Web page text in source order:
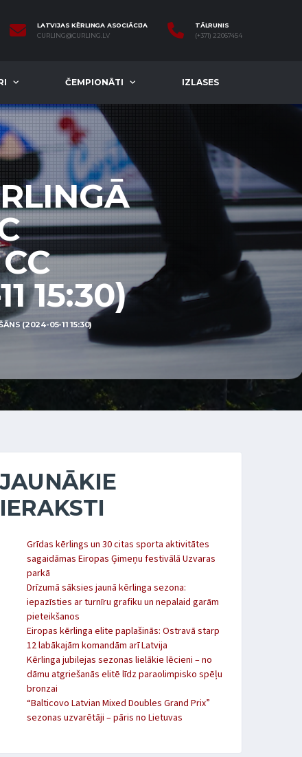
LATVIJAS KĒRLINGA ASOCIĀCIJA
CURLING@CURLING.LV
TĀLRUNIS
(+371) 22067454
ČEMPIONĀTI IZLASES
15:30)
(2024-05-11 15:30)
IERAKSTI
Grīdas kērlings un 30 citas sporta aktivitātes
sagaidāmas Eiropas Ģimeņu festivālā Uzvaras
parkā
Drīzumā sāksies jaunā kērlinga sezona:
iepazīsties ar turnīru grafiku un nepalaid garām
pieteikšanos
Eiropas kērlinga elite paplašinās: Ostravā starp
12 labākajām komandām arī Latvija
Kērlinga jubilejas sezonas lielākie lēcieni – no
dāmu atgriešanās elitē līdz paraolimpisko spēļu
bronzai
“Balticovo Latvian Mixed Doubles Grand Prix”
sezonas uzvarētāji – pāris no Lietuvas